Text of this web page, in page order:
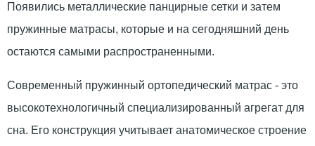
Появились металлические панцирные сетки и затем
пружинные матрасы, которые и на сегодняшний день
остаются самыми распространенными.
Современный пружинный ортопедический матрас - это
высокотехнологичный специализированный агрегат для
сна. Его конструкция учитывает анатомическое строение